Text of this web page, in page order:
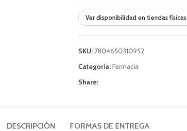
Ver disponibilidad en tiendas físicas
SKU: 7804650310952
Categoría:Farmacia
Share:
DESCRIPCIÓN FORMAS DE ENTREGA